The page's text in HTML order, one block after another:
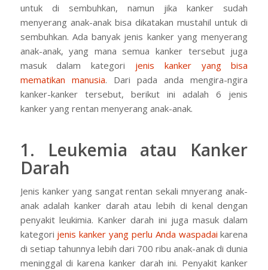
untuk di sembuhkan, namun jika kanker sudah
menyerang anak-anak bisa dikatakan mustahil untuk di
sembuhkan. Ada banyak jenis kanker yang menyerang
anak-anak, yang mana semua kanker tersebut juga
masuk dalam kategori jenis kanker yang bisa
mematikan manusia. Dari pada anda mengira-ngira
kanker-kanker tersebut, berikut ini adalah 6 jenis
kanker yang rentan menyerang anak-anak.
1. Leukemia atau Kanker
Darah
Jenis kanker yang sangat rentan sekali mnyerang anak-
anak adalah kanker darah atau lebih di kenal dengan
penyakit leukimia. Kanker darah ini juga masuk dalam
kategori jenis kanker yang perlu Anda waspadai karena
di setiap tahunnya lebih dari 700 ribu anak-anak di dunia
meninggal di karena kanker darah ini. Penyakit kanker